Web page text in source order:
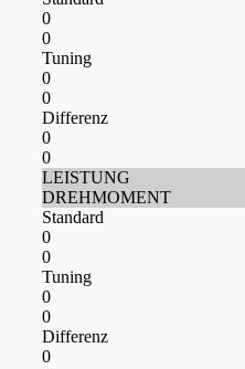
0
0
Tuning
0
0
Differenz
0
0
LEISTUNG
DREHMOMENT
Standard
0
0
Tuning
0
0
Differenz
0